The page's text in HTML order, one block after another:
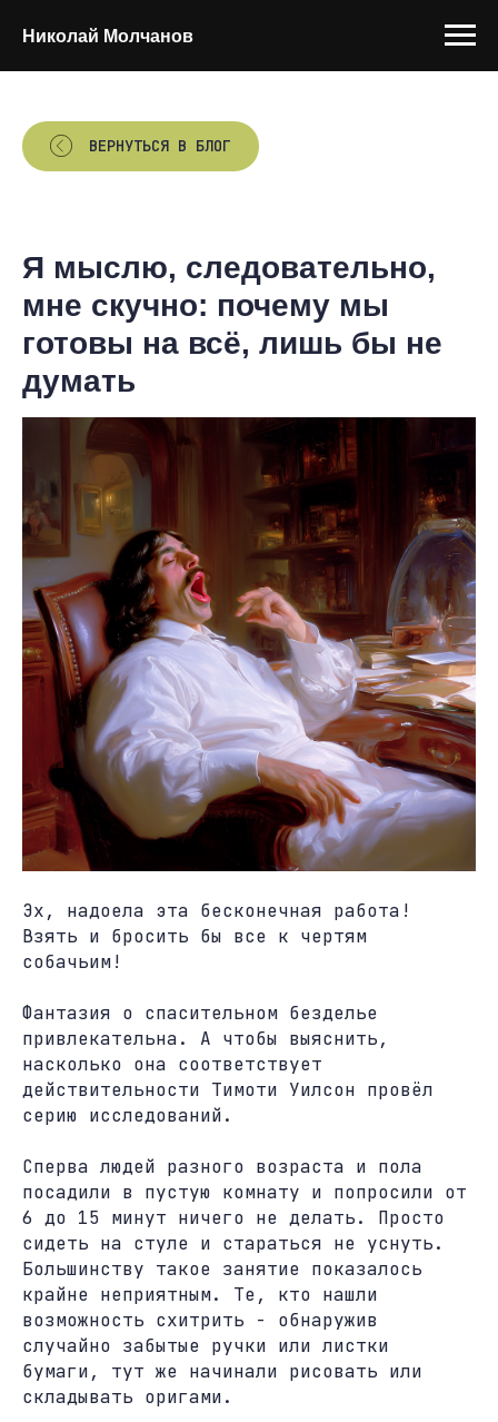
Николай Молчанов
ВЕРНУТЬСЯ В БЛОГ
Я мыслю, следовательно,
мне скучно: почему мы
готовы на всё, лишь бы не
думать
Эх, надоела эта бесконечная работа!
Взять и бросить бы все к чертям
собачьим!
Фантазия о спасительном безделье
привлекательна. А чтобы выяснить,
насколько она соответствует
действительности Тимоти Уилсон провёл
серию исследований.
Сперва людей разного возраста и пола
посадили в пустую комнату и попросили от
6 до 15 минут ничего не делать. Просто
сидеть на стуле и стараться не уснуть.
Большинству такое занятие показалось
крайне неприятным. Те, кто нашли
возможность схитрить - обнаружив
случайно забытые ручки или листки
бумаги, тут же начинали рисовать или
складывать оригами.